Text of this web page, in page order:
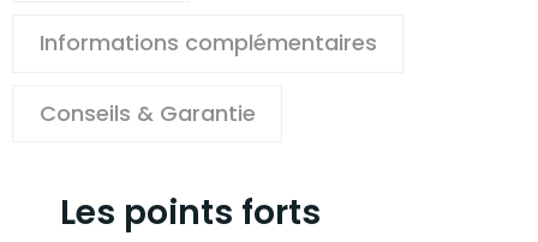
Informations complémentaires
Conseils & Garantie
Les points forts